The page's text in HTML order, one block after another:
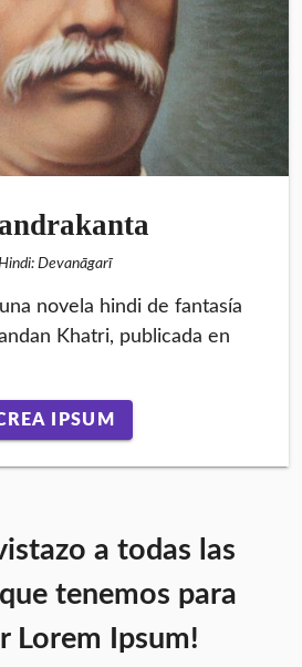
Devanāgarī
novela hindi de fantasía
Khatri, publicada en
IPSUM
a todas las
tenemos para
Lorem Ipsum!